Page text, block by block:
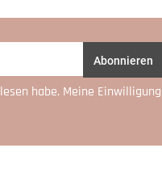
Abonnieren
habe. Meine Einwilligung